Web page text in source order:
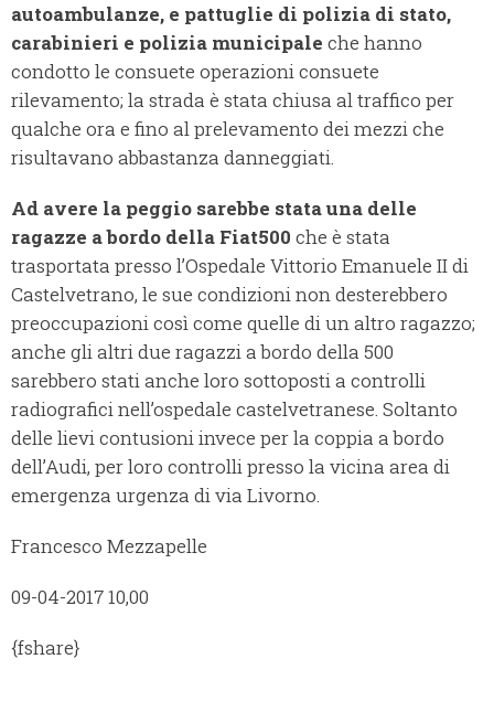
autoambulanze, e pattuglie di polizia di stato,
carabinieri e polizia municipale che hanno
condotto le consuete operazioni consuete
rilevamento; la strada è stata chiusa al traffico per
qualche ora e fino al prelevamento dei mezzi che
risultavano abbastanza danneggiati.
Ad avere la peggio sarebbe stata una delle
ragazze a bordo della Fiat500 che è stata
trasportata presso l’Ospedale Vittorio Emanuele II di
Castelvetrano, le sue condizioni non desterebbero
preoccupazioni così come quelle di un altro ragazzo;
anche gli altri due ragazzi a bordo della 500
sarebbero stati anche loro sottoposti a controlli
radiografici nell’ospedale castelvetranese. Soltanto
delle lievi contusioni invece per la coppia a bordo
dell’Audi, per loro controlli presso la vicina area di
emergenza urgenza di via Livorno.
Francesco Mezzapelle
09-04-2017 10,00
{fshare}